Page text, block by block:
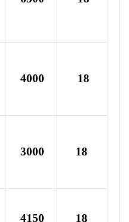
4000 18
3000 18
4150 18